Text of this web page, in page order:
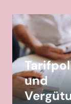
und